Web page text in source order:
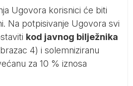
Ugovora korisnici će biti
Na potpisivanje Ugovora svi
kod javnog bilježnika
4) i solemniziranu
za 10 % iznosa